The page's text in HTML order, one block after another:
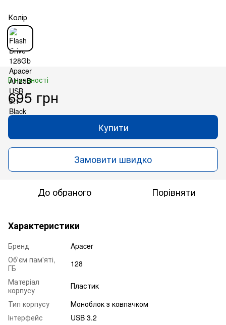
Колір
В наявності
695 грн
Купити
Замовити швидко
До обраного Порівняти
Характеристики
Бренд
Apacer
Об'єм пам'яті,
ГБ
128
Матеріал
корпусу
Пластик
Тип корпусу
Моноблок з ковпачком
Інтерфейс
USB 3.2